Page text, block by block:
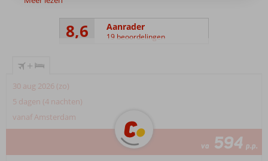
8,6 Aanrader
19 beoordelingen
+
30 aug 2026 (zo)
5 dagen (4 nachten)
vanaf Amsterdam
va 594 p.p.